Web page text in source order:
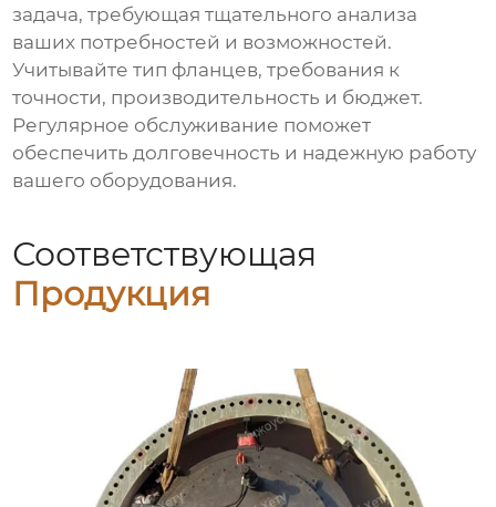
задача, требующая тщательного анализа
ваших потребностей и возможностей.
Учитывайте тип фланцев, требования к
точности, производительность и бюджет.
Регулярное обслуживание поможет
обеспечить долговечность и надежную работу
вашего оборудования.
Соответствующая
Продукция